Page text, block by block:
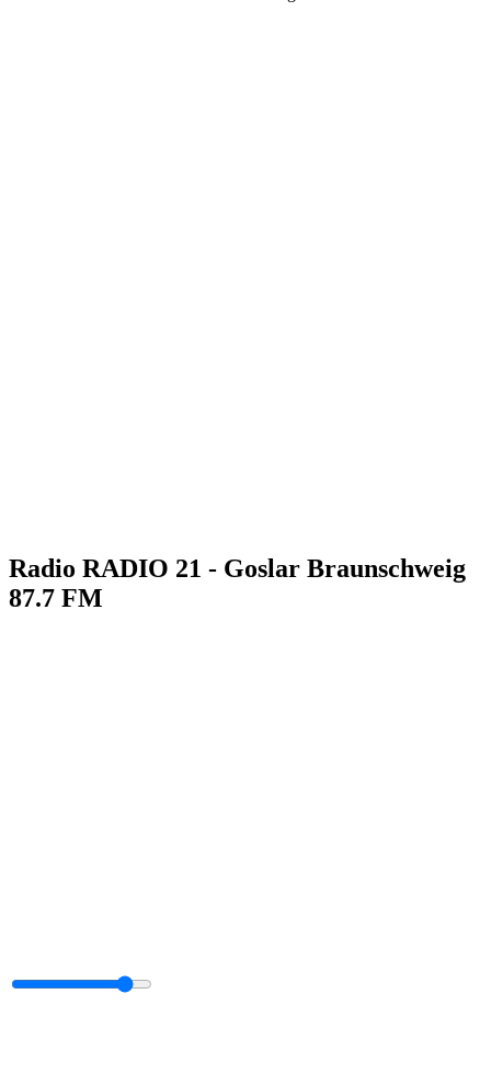
Radio RADIO 21 - Goslar Braunschweig
87.7 FM